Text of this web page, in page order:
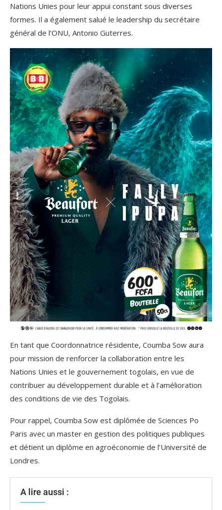
Nations Unies pour leur appui constant sous diverses
formes. Il a également salué le leadership du secrétaire
général de l’ONU, Antonio Guterres.
En tant que Coordonnatrice résidente, Coumba Sow aura
pour mission de renforcer la collaboration entre les
Nations Unies et le gouvernement togolais, en vue de
contribuer au développement durable et à l’amélioration
des conditions de vie des Togolais.
Pour rappel, Coumba Sow est diplômée de Sciences Po
Paris avec un master en gestion des politiques publiques
et détient un diplôme en agroéconomie de l’Université de
Londres.
A lire aussi :